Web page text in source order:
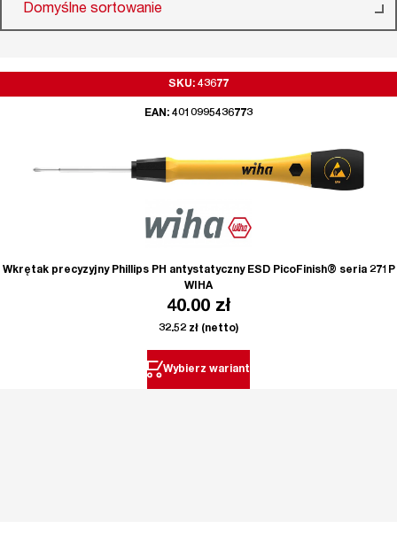
Domyślne sortowanie
SKU: 43677
EAN: 4010995436773
Wkrętak precyzyjny Phillips PH antystatyczny ESD PicoFinish® seria 271P
WIHA
40.00 zł
32.52 zł (netto)
Wybierz wariant